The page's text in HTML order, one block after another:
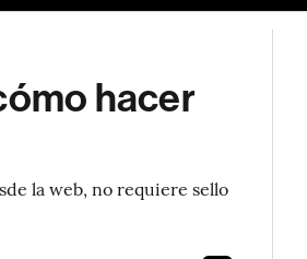
hacer
la web, no requiere sello